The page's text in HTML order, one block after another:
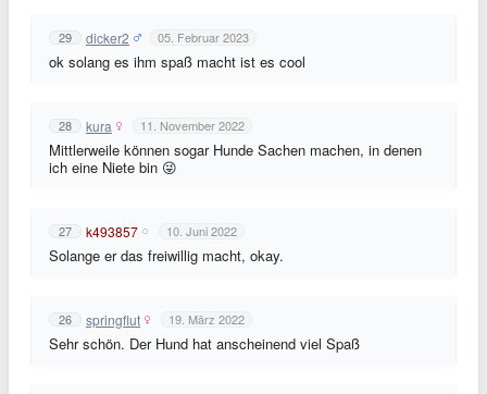
29 dicker2 05. Februar 2023
ok solang es ihm spaß macht ist es cool
28 kura 11. November 2022
Mittlerweile können sogar Hunde Sachen machen, in denen
ich eine Niete bin 😜
27 k493857 10. Juni 2022
Solange er das freiwillig macht, okay.
26 springflut 19. März 2022
Sehr schön. Der Hund hat anscheinend viel Spaß